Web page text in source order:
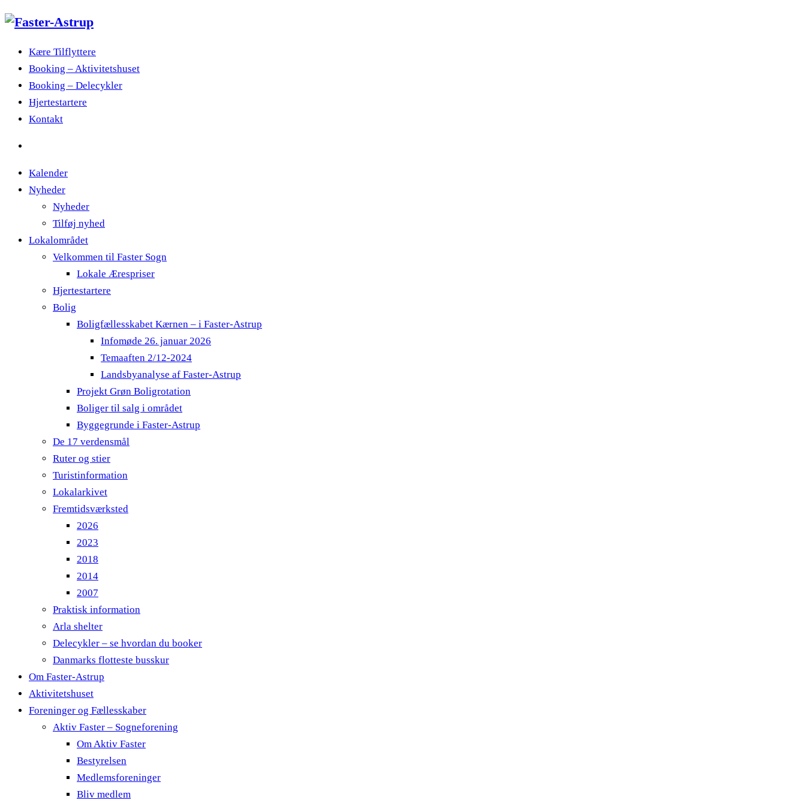
Kære Tilflyttere
Booking – Aktivitetshuset
Booking – Delecykler
Hjertestartere
Kontakt
Kalender
Nyheder
Nyheder
Tilføj nyhed
Lokalområdet
Velkommen til Faster Sogn
Lokale Ærespriser
Hjertestartere
Bolig
Boligfællesskabet Kærnen – i Faster-Astrup
Infomøde 26. januar 2026
Temaaften 2/12-2024
Landsbyanalyse af Faster-Astrup
Projekt Grøn Boligrotation
Boliger til salg i området
Byggegrunde i Faster-Astrup
De 17 verdensmål
Ruter og stier
Turistinformation
Lokalarkivet
Fremtidsværksted
2026
2023
2018
2014
2007
Praktisk information
Arla shelter
Delecykler – se hvordan du booker
Danmarks flotteste busskur
Om Faster-Astrup
Aktivitetshuset
Foreninger og Fællesskaber
Aktiv Faster – Sogneforening
Om Aktiv Faster
Bestyrelsen
Medlemsforeninger
Bliv medlem